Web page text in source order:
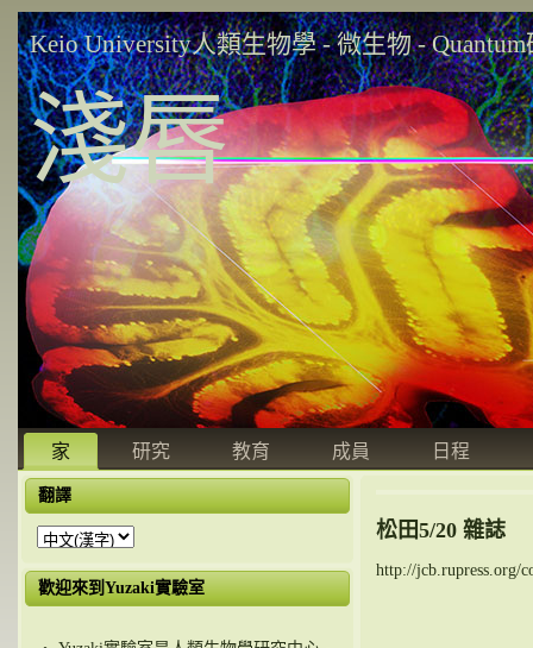
Keio University人類生物學 - 微生物 -
淺唇
家 研究 教育 成員 日程
翻譯
歡迎來到Yuzaki實驗室
松田5/20 雜誌
http://jcb.rupress.org/